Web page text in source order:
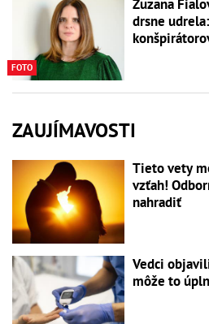
FOTO
Zuzana
drsne
ZAUJÍMAVOSTI
Tieto vety
vzťah!
nahradiť
Vedci
môže to